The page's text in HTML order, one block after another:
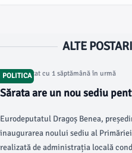
ALTE
POLITICA
Articol postat cu 1 săptămână în urmă
Sărata are un nou sediu
demne de un oraș”
Eurodeputatul Dragoș Benea,
inaugurarea noului sediu al
realizată de administrația locală